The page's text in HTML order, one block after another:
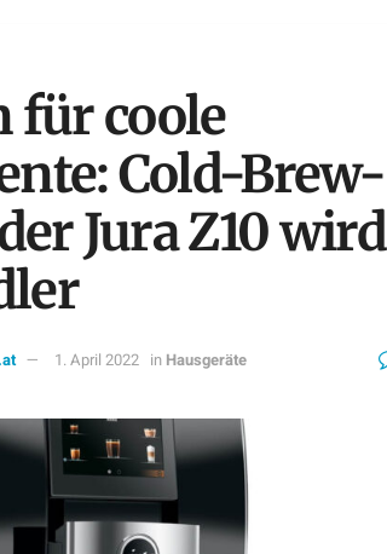
für coole
Cold-Brew-
Jura Z10 wird
1. April 2022 in Hausgeräte